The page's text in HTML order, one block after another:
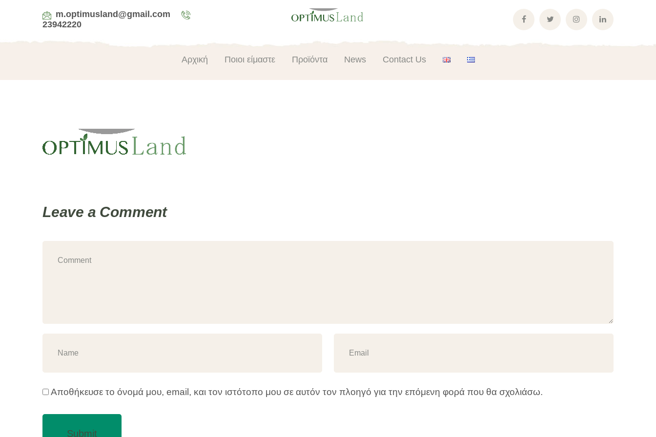
m.optimusland@gmail.com
23942220
FacebookTwitter InstagramLinkedIn
Αρχική Ποιοι είμαστε Προϊόντα News Contact Us
Leave a Comment
Αποθήκευσε το όνομά μου, email, και τον ιστότοπο μου σε αυτόν τον πλοηγό για την επόμενη φορά που θα σχολιάσω.